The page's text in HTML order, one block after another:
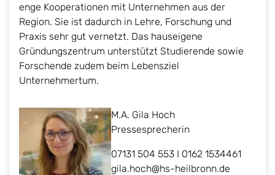
enge Kooperationen mit Unternehmen aus der
Region. Sie ist dadurch in Lehre, Forschung und
Praxis sehr gut vernetzt. Das hauseigene
Gründungszentrum unterstützt Studierende sowie
Forschende zudem beim Lebensziel
Unternehmertum.
M.A. Gila Hoch
Pressesprecherin
07131 504 553 I 0162 1534461
gila.hoch@hs-heilbronn.de